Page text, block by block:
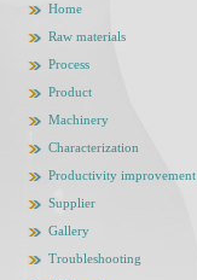
Home
Raw materials
Process
Product
Machinery
Characterization
Productivity improvement
Supplier
Gallery
Troubleshooting